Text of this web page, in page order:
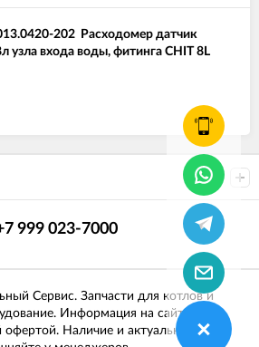
202 Расходомер датчик
узла входа воды, фитинга CHIT 8L
999 023-7000
Сервис. Запчасти для котлов и
Информация на сайте не
офертой. Наличие и актуальные цены